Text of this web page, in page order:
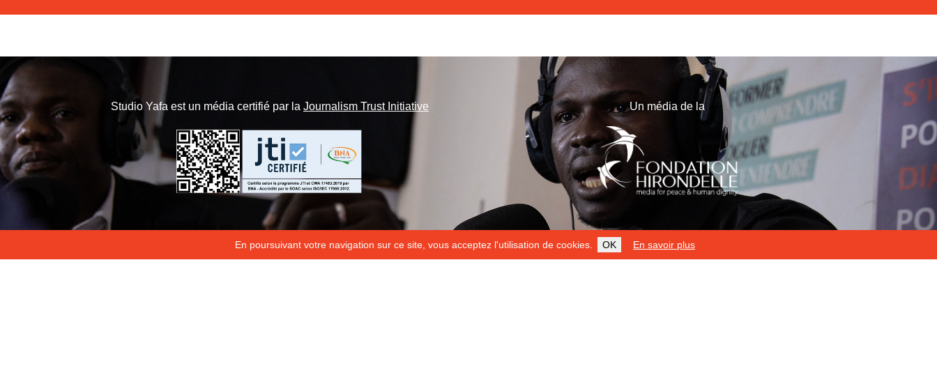
En poursuivant votre navigation sur ce site, vous acceptez l'utilisation de cookies. OK En savoir plus
Studio Yafa est un média certifié par la Journalism Trust Initiative Un média de la
ILS NOUS SOUTIENNENT